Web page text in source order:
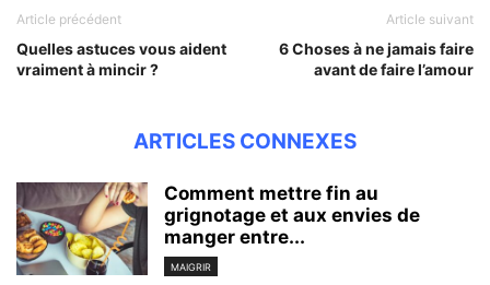
Article précédent
Quelles astuces vous aident
vraiment à mincir ?
Article suivant
6 Choses à ne jamais faire
avant de faire l’amour
ARTICLES CONNEXES
Comment mettre fin au
grignotage et aux envies de
manger entre...
MAIGRIR